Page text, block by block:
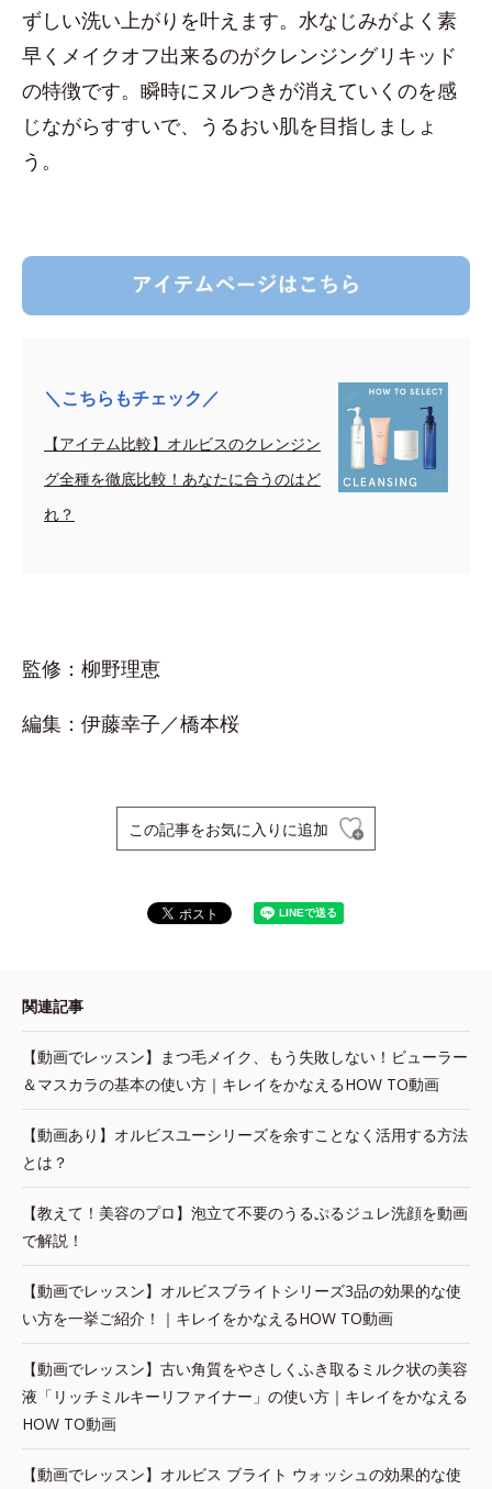
ずしい洗い上がりを叶えます。水なじみがよく素
早くメイクオフ出来るのがクレンジングリキッド
の特徴です。瞬時にヌルつきが消えていくのを感
じながらすすいで、うるおい肌を目指しましょ
う。
＼こちらもチェック／
【アイテム比較】オルビスのクレンジン
グ全種を徹底比較！あなたに合うのはど
れ？
監修：柳野理恵
編集：伊藤幸子／橋本桜
この記事をお気に入りに追加
関連記事
【動画でレッスン】まつ毛メイク、もう失敗しない！ビューラー
＆マスカラの基本の使い方｜キレイをかなえるHOW TO動画
【動画あり】オルビスユーシリーズを余すことなく活用する方法
とは？
【教えて！美容のプロ】泡立て不要のうるぷるジュレ洗顔を動画
で解説！
【動画でレッスン】オルビスブライトシリーズ3品の効果的な使
い方を一挙ご紹介！｜キレイをかなえるHOW TO動画
【動画でレッスン】古い角質をやさしくふき取るミルク状の美容
液「リッチミルキーリファイナー」の使い方｜キレイをかなえる
HOW TO動画
【動画でレッスン】オルビス ブライト ウォッシュの効果的な使